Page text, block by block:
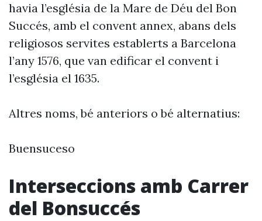
havia l’església de la Mare de Déu del Bon
Succés, amb el convent annex, abans dels
religiosos servites establerts a Barcelona
l’any 1576, que van edificar el convent i
l’església el 1635.
Altres noms, bé anteriors o bé alternatius:
Buensuceso
Interseccions amb Carrer
del Bonsuccés